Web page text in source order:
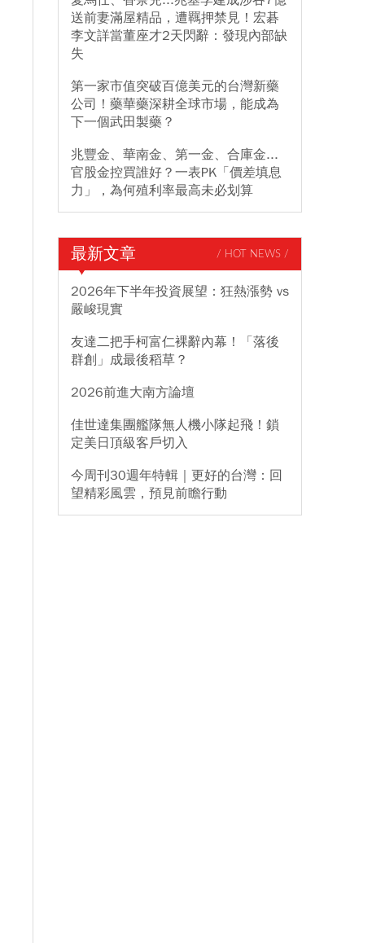
送前妻滿屋精品，遭羈押禁見！宏碁
李文詳當董座才2天閃辭：發現內部缺
失
第一家市值突破百億美元的台灣新藥
公司！藥華藥深耕全球市場，能成為
下一個武田製藥？
兆豐金、華南金、第一金、合庫金...
官股金控買誰好？一表PK「價差填息
力」，為何殖利率最高未必划算
最新文章 / HOT NEWS /
2026年下半年投資展望：狂熱漲勢 vs
嚴峻現實
友達二把手柯富仁裸辭內幕！「落後
群創」成最後稻草？
2026前進大南方論壇
佳世達集團艦隊無人機小隊起飛！鎖
定美日頂級客戶切入
今周刊30週年特輯｜更好的台灣：回
望精彩風雲，預見前瞻行動